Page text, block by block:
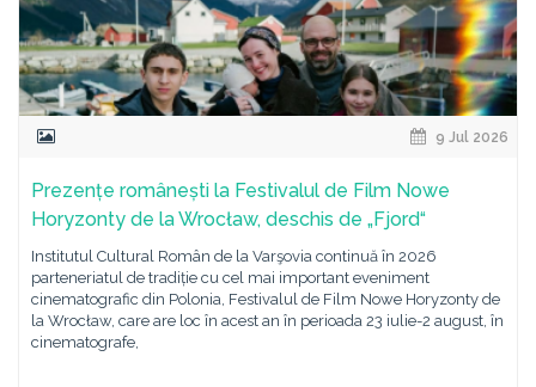
9 Jul 2026
Prezențe românești la Festivalul de Film Nowe
Horyzonty de la Wrocław, deschis de „Fjord“
Institutul Cultural Român de la Varşovia continuă în 2026
parteneriatul de tradiție cu cel mai important eveniment
cinematografic din Polonia, Festivalul de Film Nowe Horyzonty de
la Wrocław, care are loc în acest an în perioada 23 iulie-2 august, în
cinematografe,